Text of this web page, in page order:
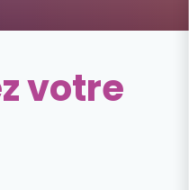
votre